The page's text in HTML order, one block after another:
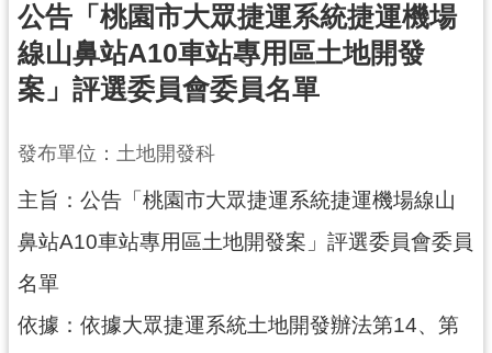
鐵
路
地
化
進
階
尋
公告「桃園市大眾捷運系統捷運機場
線山鼻站A10車站專用區土地開發
案」評選委員會委員名單
發布單位：土地開發科
主旨：公告「桃園市大眾捷運系統捷運機場線山
鼻站A10車站專用區土地開發案」評選委員會委員
名單
依據：依據大眾捷運系統土地開發辦法第14、第